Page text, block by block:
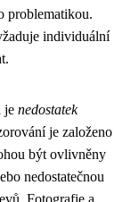
problematikou.
individuální
je nedostatek
je založeno
být ovlivněny
nedostatečnou
Fotografie a